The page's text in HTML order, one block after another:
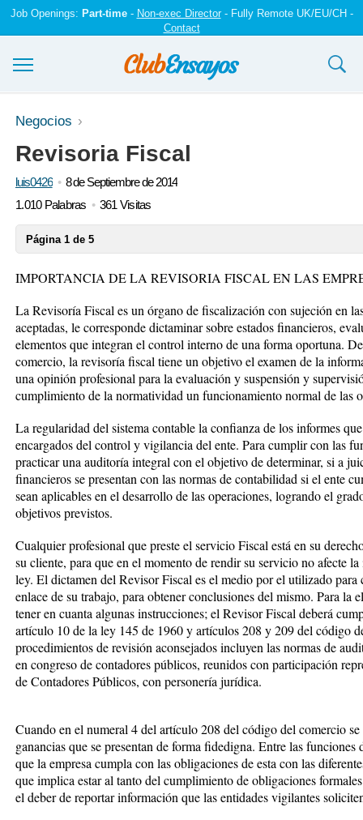
Job Openings: Part-time- Non-exec Director- Fully Remote UK/EU/CH -
Contact
Ensayos y trabajos
Registrarse
Iniciar sesión
Negocios
Revisoria Fiscal
luis0426
8 de Septiembre de 2014
1.010 Palabras
361 Visitas
Página 1 de 5
IMPORTANCIA DE LA REVISORIA FISCAL EN LAS
La Revisoría Fiscal es un órgano de fiscalización con sujeción en
aceptadas, le corresponde dictaminar sobre estados financieros,
elementos que integran el control interno de una forma oportuna.
comercio, la revisoría fiscal tiene un objetivo el examen de la
una opinión profesional para la evaluación y suspensión y
cumplimiento de la normatividad un funcionamiento normal de las
La regularidad del sistema contable la confianza de los informes
encargados del control y vigilancia del ente. Para cumplir con las
practicar una auditoría integral con el objetivo de determinar, si a
financieros se presentan con las normas de contabilidad si el ente
sean aplicables en el desarrollo de las operaciones, logrando el
objetivos previstos.
Cualquier profesional que preste el servicio Fiscal está en su
su cliente, para que en el momento de rendir su servicio no afecte
ley. El dictamen del Revisor Fiscal es el medio por el utilizado para
enlace de su trabajo, para obtener conclusiones del mismo. Para la
tener en cuanta algunas instrucciones; el Revisor Fiscal deberá
artículo 10 de la ley 145 de 1960 y artículos 208 y 209 del código
procedimientos de revisión aconsejados incluyen las normas de
en congreso de contadores públicos, reunidos con participación
de Contadores Públicos, con personería jurídica.
Cuando en el numeral 4 del artículo 208 del código del comercio se
ganancias que se presentan de forma fidedigna. Entre las
que la empresa cumpla con las obligaciones de esta con las
que implica estar al tanto del cumplimiento de obligaciones
el deber de reportar información que las entidades vigilantes